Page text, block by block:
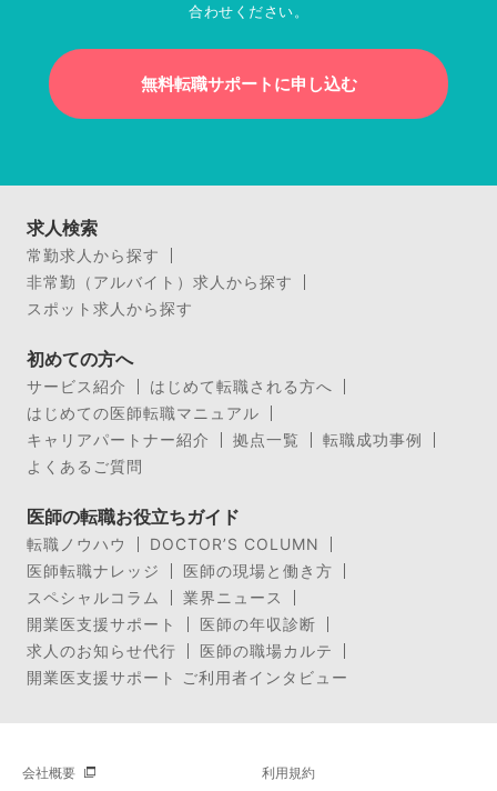
合わせください。
無料転職サポートに申し込む
求人検索
常勤求人から探す
非常勤（アルバイト）求人から探す
スポット求人から探す
初めての方へ
サービス紹介
はじめて転職される方へ
はじめての医師転職マニュアル
キャリアパートナー紹介
拠点一覧
転職成功事例
よくあるご質問
医師の転職お役立ちガイド
転職ノウハウ
DOCTOR’S COLUMN
医師転職ナレッジ
医師の現場と働き方
スペシャルコラム
業界ニュース
開業医支援サポート
医師の年収診断
求人のお知らせ代行
医師の職場カルテ
開業医支援サポート ご利用者インタビュー
会社概要 利用規約